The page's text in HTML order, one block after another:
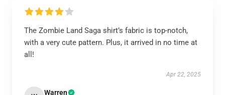
The Zombie Land Saga shirt’s fabric is top-notch,
with a very cute pattern. Plus, it arrived in no time at
all!
Apr 22, 2025
Warren